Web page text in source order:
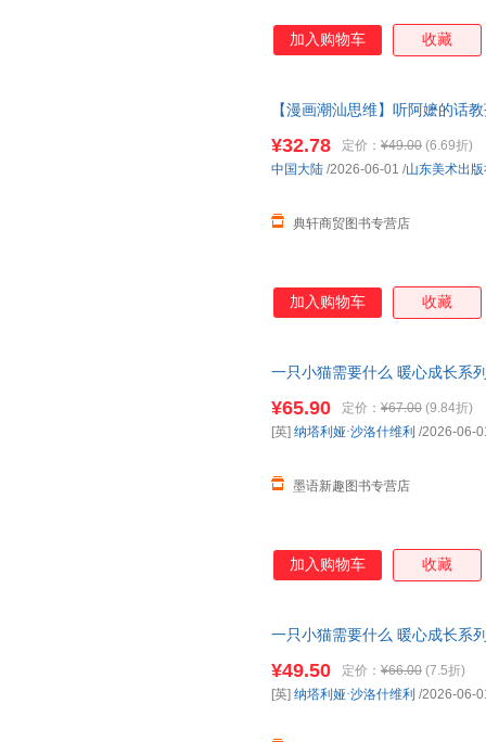
加入购物车 收藏
【漫画潮汕思维】听阿嬷的话
¥32.78 定价： ¥49.00 (6.69折)
典轩商贸图书专营店
中国大陆 /2026-06-01 /山东美术出
加入购物车 收藏
一只小猫需要什么 暖心成长系
者慎拍
¥65.90 定价： ¥67.00 (9.84折)
墨语新趣图书专营店
[英] 纳塔利娅·沙洛什维利 /2026-06-
加入购物车 收藏
一只小猫需要什么 暖心成长系
¥49.50 定价： ¥66.00 (7.5折)
[英] 纳塔利娅·沙洛什维利 /2026-06-